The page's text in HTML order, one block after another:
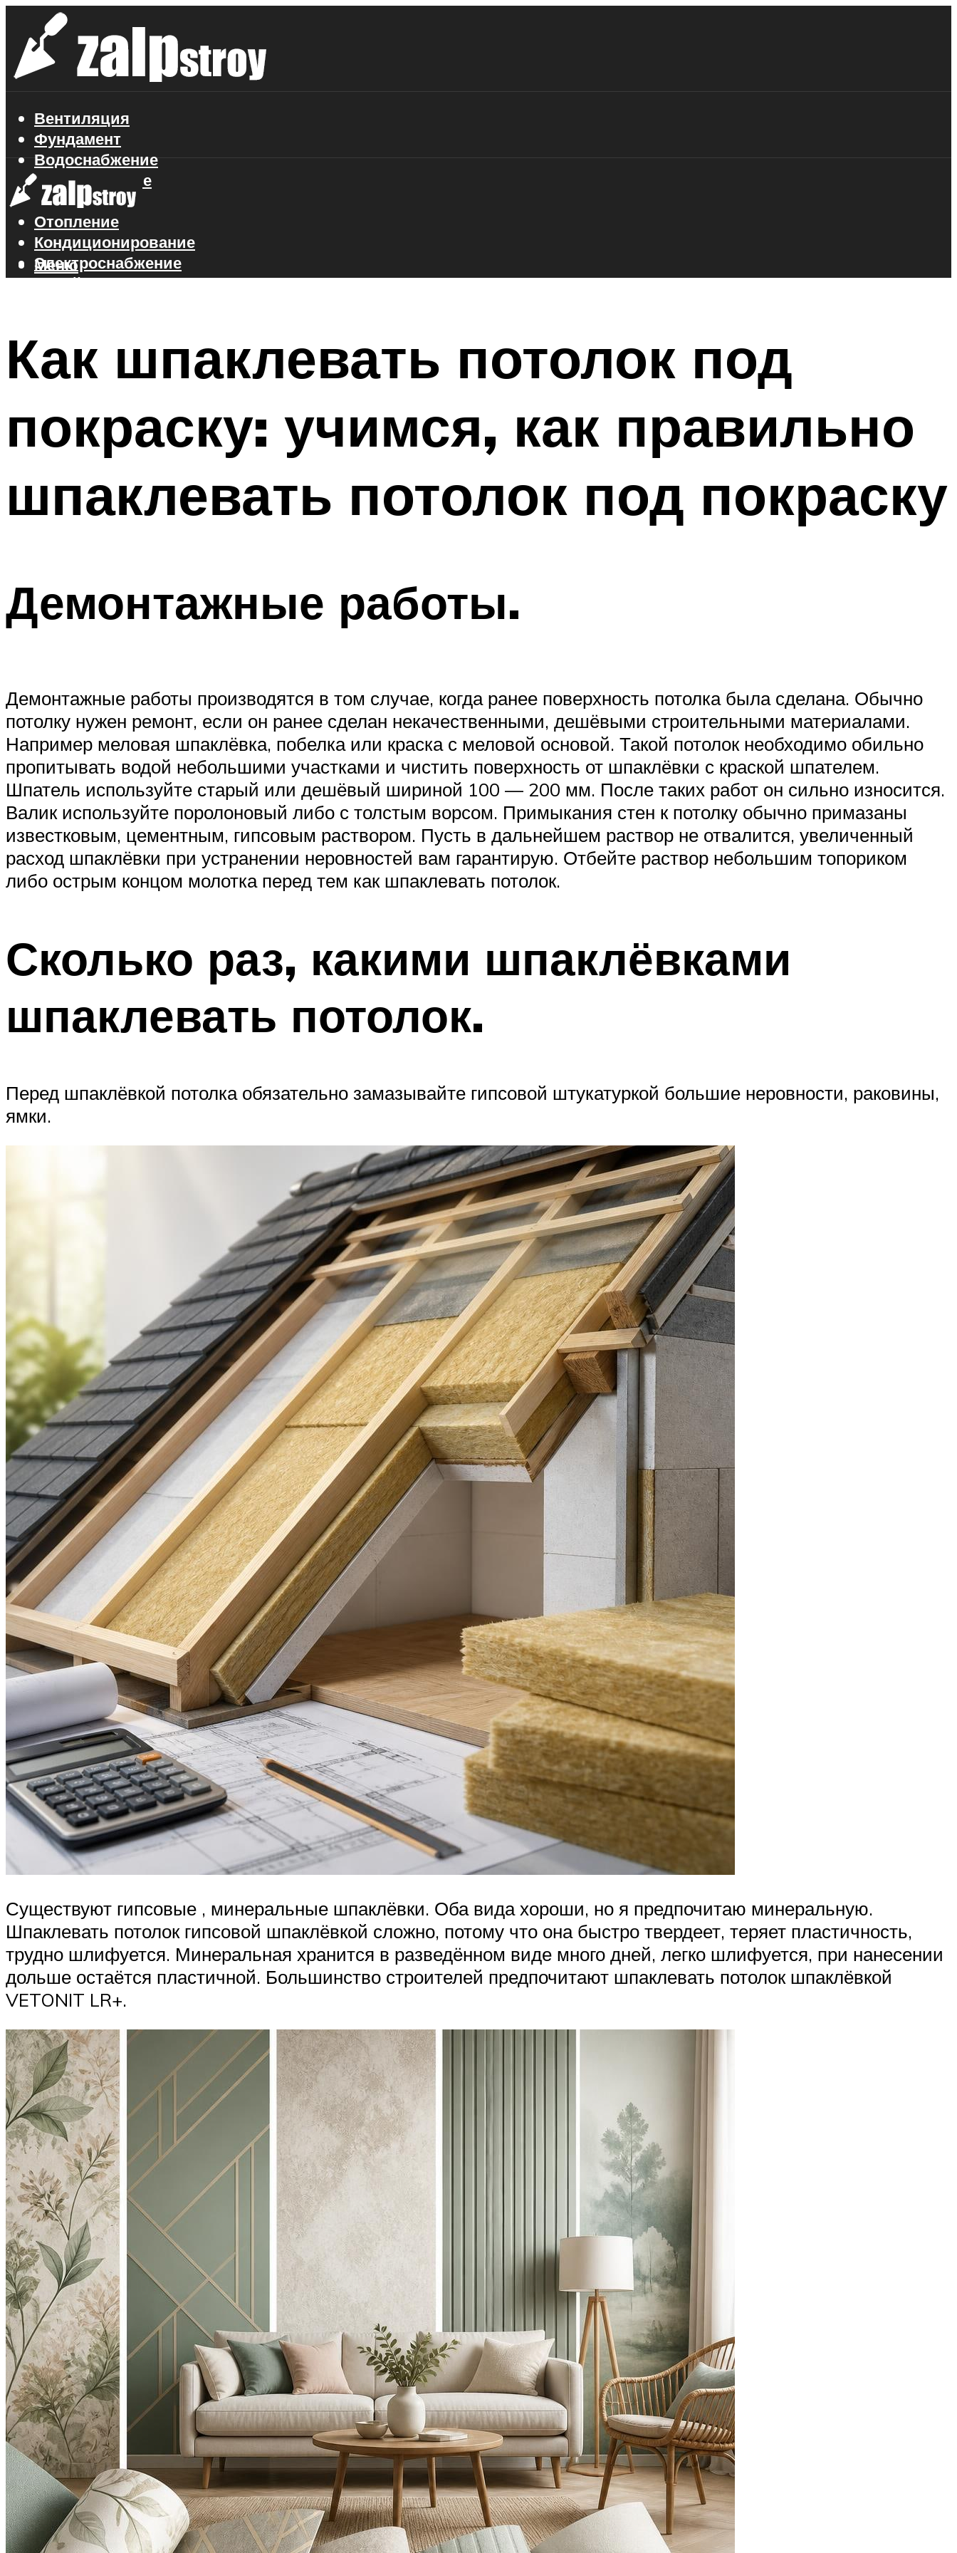
Вентиляция
Фундамент
Водоснабжение
Газоснабжение
Канализация
Отопление
Кондиционирование
Электроснабжение
Стройматериалы
Меню
Как шпаклевать потолок под
покраску: учимся, как правильно
шпаклевать потолок под покраску
Демонтажные работы.
Демонтажные работы производятся в том случае, когда ранее поверхность потолка была сделана. Обычно
потолку нужен ремонт, если он ранее сделан некачественными, дешёвыми строительными материалами.
Например меловая шпаклёвка, побелка или краска с меловой основой. Такой потолок необходимо обильно
пропитывать водой небольшими участками и чистить поверхность от шпаклёвки с краской шпателем.
Шпатель используйте старый или дешёвый шириной 100 — 200 мм. После таких работ он сильно износится.
Валик используйте поролоновый либо с толстым ворсом. Примыкания стен к потолку обычно примазаны
известковым, цементным, гипсовым раствором. Пусть в дальнейшем раствор не отвалится, увеличенный
расход шпаклёвки при устранении неровностей вам гарантирую. Отбейте раствор небольшим топориком
либо острым концом молотка перед тем как шпаклевать потолок.
Сколько раз, какими шпаклёвками
шпаклевать потолок.
Перед шпаклёвкой потолка обязательно замазывайте гипсовой штукатуркой большие неровности, раковины,
ямки.
Существуют гипсовые , минеральные шпаклёвки. Оба вида хороши, но я предпочитаю минеральную.
Шпаклевать потолок гипсовой шпаклёвкой сложно, потому что она быстро твердеет, теряет пластичность,
трудно шлифуется. Минеральная хранится в разведённом виде много дней, легко шлифуется, при нанесении
дольше остаётся пластичной. Большинство строителей предпочитают шпаклевать потолок шпаклёвкой
VETONIT LR+.